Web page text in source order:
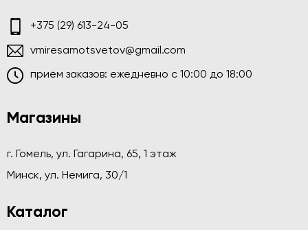
+375 (29) 613-24-05
vmiresamotsvetov@gmail.com
приём заказов: ежедневно c 10:00 до 18:00
Магазины
г. Гомель, ул. Гагарина, 65, 1 этаж
Минск, ул. Немига, 30/1
Каталог